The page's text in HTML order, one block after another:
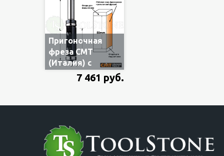
Пригоночная
фреза CMT
(Италия) с
верхним и
сменными
19мм, H=50мм,
L=110мм, Z2, S12
(арт.CMT033)
7 461 руб.